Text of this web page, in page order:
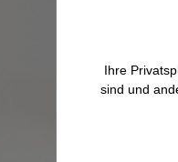
Ihre
sind und